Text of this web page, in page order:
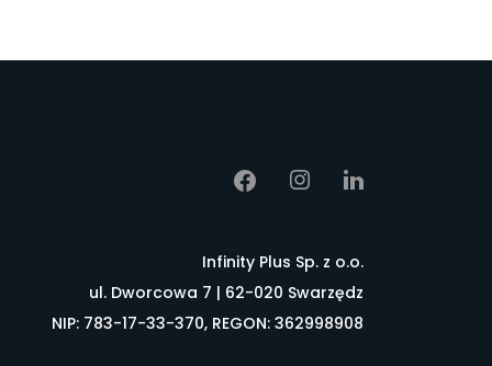
Infinity Plus Sp. z o.o.
ul. Dworcowa 7 | 62-020 Swarzędz
NIP: 783-17-33-370, REGON: 362998908